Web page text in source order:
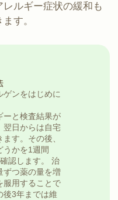
ルギー症状の緩和も
す。
ゲンをはじめに
ーと検査結果が
翌日からは自宅
す。その後、
うかを1週間
認します。 治
ずつ薬の量を増
服用することで
後3年までは維